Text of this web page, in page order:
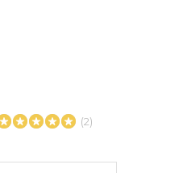
(2)